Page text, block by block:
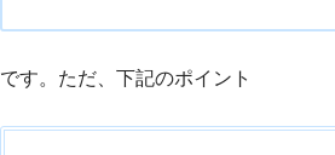
です。ただ、下記のポイント